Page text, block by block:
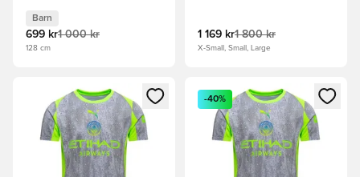
Barn
699 kr1 000 kr
128 cm
1 169 kr1 800 kr
X-Small, Small, Large
Åpner en Modal for å logge inn eller registrere deg som
Åpner en Modal for å logge
-40%